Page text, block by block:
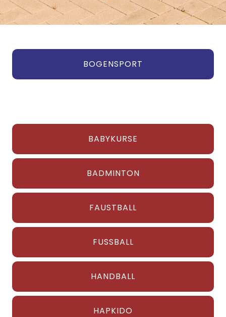
BOGENSPORT
BABYKURSE
BADMINTON
FAUSTBALL
FUSSBALL
HANDBALL
HAPKIDO